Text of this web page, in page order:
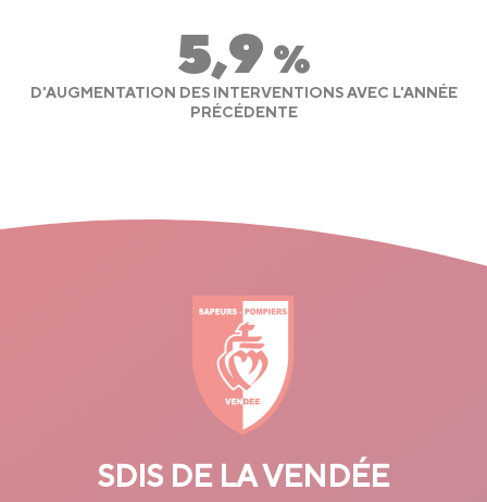
5,9 %
D'AUGMENTATION DES INTERVENTIONS AVEC L'ANNÉE
PRÉCÉDENTE
SDIS DE LA VENDÉE